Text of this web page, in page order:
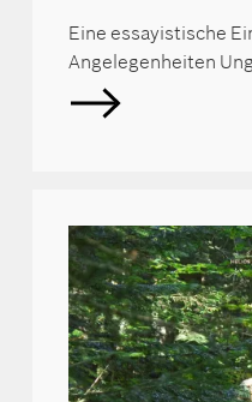
Eine essayistische
Angelegenheiten